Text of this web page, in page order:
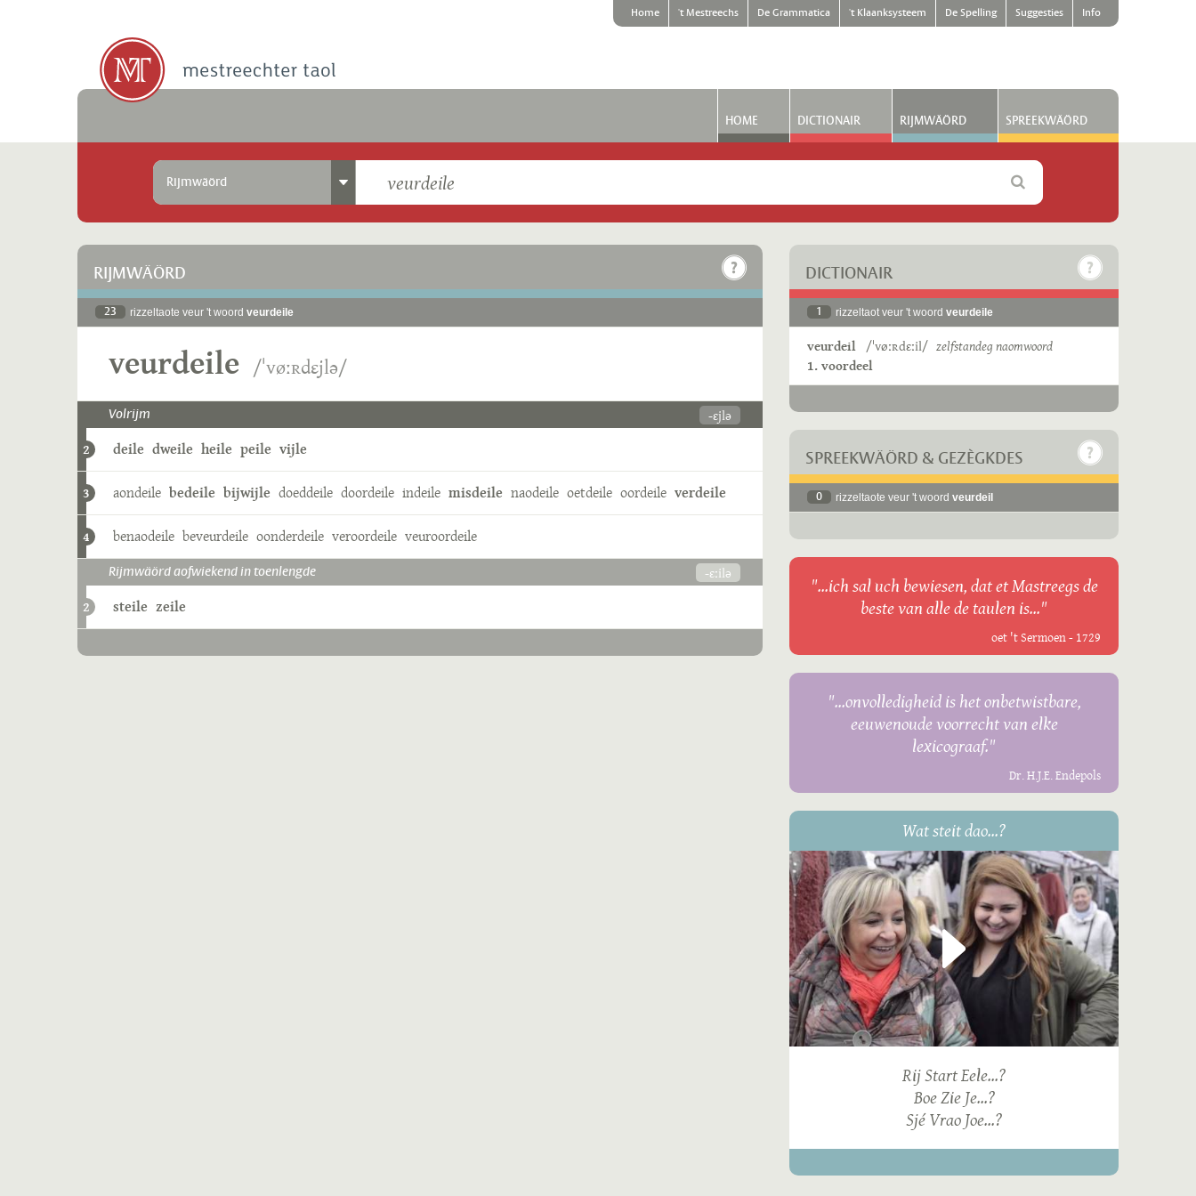
Home 't Mestreechs De Grammatica 't Klaanksysteem De Spelling Suggesties Info
HOME DICTIONAIR RIJMWÄÖRD SPREEKWÄÖRD
Rijmwäörd
RIJMWÄÖRD
23 rizzeltaote veur 't woord veurdeile
veurdeile /ˈvøːʀdɛjlə/
Volrijm -ɛjlə
2 deile dweile heile peile vijle
3 aondeile bedeile bijwijle doeddeile doordeile indeile misdeile naodeile oetdeile oordeile verdeile
4 benaodeile beveurdeile oonderdeile veroordeile veuroordeile
Rijmwäörd aofwiekend in toenlengde -ɛːilə
2 steile zeile
DICTIONAIR
1 rizzeltaot veur 't woord veurdeile
veurdeil /ˈvøːʀdɛːil/ zelfstandeg naomwoord
1. voordeel
SPREEKWÄÖRD & GEZÈGKDES
0 rizzeltaote veur 't woord veurdeil
"...ich sal uch bewiesen, dat et Mastreegs de
beste van alle de taulen is..."
oet 't Sermoen - 1729
"...onvolledigheid is het onbetwistbare,
eeuwenoude voorrecht van elke
lexicograaf."
Dr. H.J.E. Endepols
Wat steit dao...?
Rij Start Eele...?
Boe Zie Je...?
Sjé Vrao Joe...?